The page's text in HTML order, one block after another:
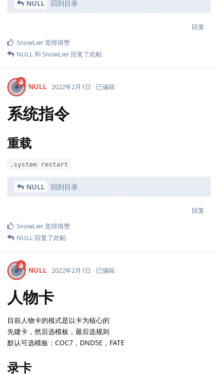
NULL
回到目录
回复
SnowLier觉得很赞
NULL和 SnowLier 回复了此帖
NULL 2022年2月1日 已编辑
系统指令
重载
.system restart
NULL 回到目录
回复
SnowLier觉得很赞
NULL 回复了此帖
NULL 2022年2月1日 已编辑
人物卡
目前人物卡的模式是以卡为核心的
先建卡，然后选模板，最后选规则
默认可选模板：COC7，DND5E，FATE
录卡